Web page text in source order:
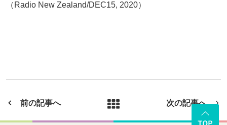
（Radio New Zealand/DEC15, 2020）
前の記事へ 次の記事へ